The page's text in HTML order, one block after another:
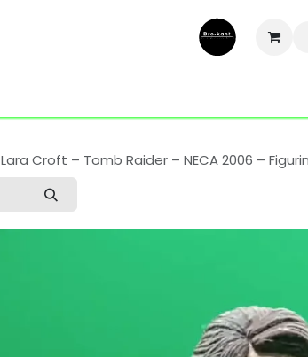
Lara Croft – Tomb Raider – NECA 2006 –